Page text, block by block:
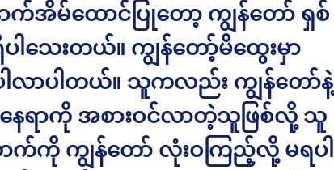
က်အိမ်ထောင်ပြုတော့ ကျွန်တော် ရှစ်
ါသေးတယ်။ ကျွန်တော့်မိထွေးမှာ
လာပါတယ်။ သူကလည်း ကျွန်တော်နဲ့
ေရာကို အစားဝင်လာတဲ့သူဖြစ်လို့ သူ
က်ကို ကျွန်တော် လုံးဝကြည့်လို့ မရပါ